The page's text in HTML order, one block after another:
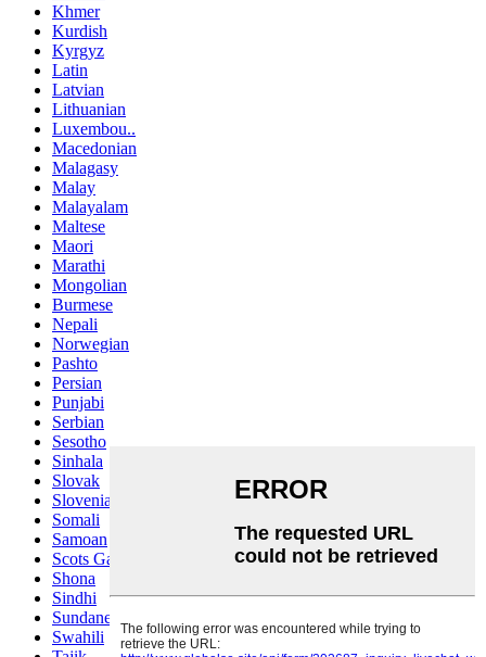
Khmer
Kurdish
Kyrgyz
Latin
Latvian
Lithuanian
Luxembou..
Macedonian
Malagasy
Malay
Malayalam
Maltese
Maori
Marathi
Mongolian
Burmese
Nepali
Norwegian
Pashto
Persian
Punjabi
Serbian
Sesotho
Sinhala
Slovak
Slovenian
Somali
Samoan
Scots Gaelic
Shona
Sindhi
Sundanese
Swahili